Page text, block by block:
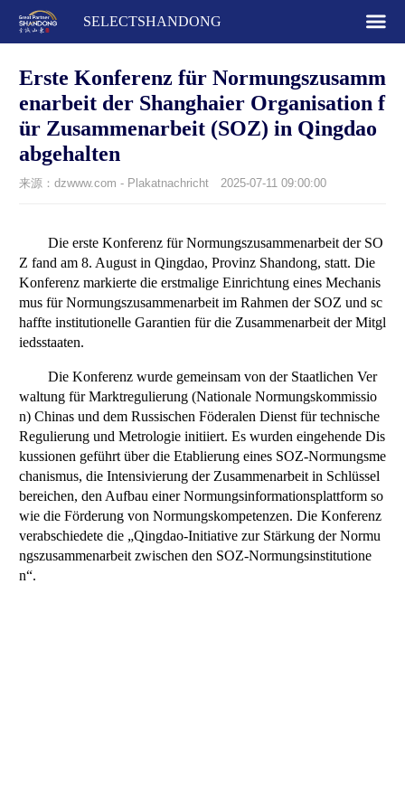
SELECTSHANDONG
Erste Konferenz für Normungszusamm
enarbeit der Shanghaier Organisation f
ür Zusammenarbeit (SOZ) in Qingdao
abgehalten
来源：dzwww.com - Plakatnachricht 2025-07-11 09:00:00
Die erste Konferenz für Normungszusammenarbeit der SO
Z fand am 8. August in Qingdao, Provinz Shandong, statt. Die
Konferenz markierte die erstmalige Einrichtung eines Mechanis
mus für Normungszusammenarbeit im Rahmen der SOZ und sc
haffte institutionelle Garantien für die Zusammenarbeit der Mitgl
iedsstaaten.
Die Konferenz wurde gemeinsam von der Staatlichen Ver
waltung für Marktregulierung (Nationale Normungskommissio
n) Chinas und dem Russischen Föderalen Dienst für technische
Regulierung und Metrologie initiiert. Es wurden eingehende Dis
kussionen geführt über die Etablierung eines SOZ-Normungsme
chanismus, die Intensivierung der Zusammenarbeit in Schlüssel
bereichen, den Aufbau einer Normungsinformationsplattform so
wie die Förderung von Normungskompetenzen. Die Konferenz
verabschiedete die „Qingdao-Initiative zur Stärkung der Normu
ngszusammenarbeit zwischen den SOZ-Normungsinstitutione
n“.